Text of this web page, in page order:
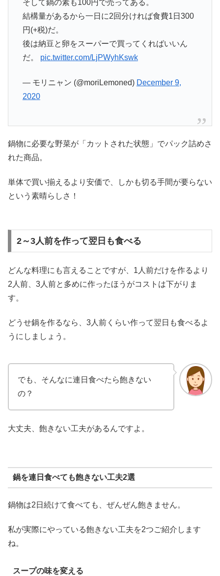
そして鍋の素も100円で売ってある。
結構量があるから一日に2回分ければ食費1日300
円(+税)だ。
後は納豆と卵をスーパーで買ってくればいいん
だ。 pic.twitter.com/LjPWyhKswk
— モリニャン (@moriLemoned) December 9,
2020
鍋物に必要な野菜が「カットされた状態」でパック詰めさ
れた商品。
単体で買い揃えるより安価で、しかも切る手間が要らない
という素晴らしさ！
2～3人前を作って翌日も食べる
どんな料理にも言えることですが、1人前だけを作るより
2人前、3人前と多めに作ったほうがコストは下がりま
す。
どうせ鍋を作るなら、3人前くらい作って翌日も食べるよ
うにしましょう。
でも、そんなに連日食べたら飽きない
の？
大丈夫、飽きない工夫があるんですよ。
鍋を連日食べても飽きない工夫2選
鍋物は2日続けて食べても、ぜんぜん飽きません。
私が実際にやっている飽きない工夫を2つご紹介します
ね。
スープの味を変える